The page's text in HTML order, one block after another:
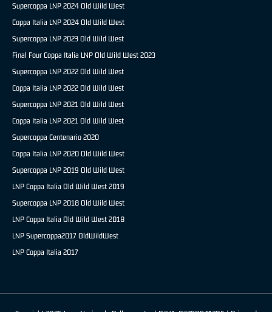
Supercoppa LNP 2024 Old Wild West
Coppa Italia LNP 2024 Old Wild West
Supercoppa LNP 2023 Old Wild West
Final Four Coppa Italia LNP Old Wild West 2023
Supercoppa LNP 2022 Old Wild West
Coppa Italia LNP 2022 Old Wild West
Supercoppa LNP 2021 Old Wild West
Coppa Italia LNP 2021 Old Wild West
Supercoppa Centenario 2020
Coppa Italia LNP 2020 Old Wild West
Supercoppa LNP 2019 Old Wild West
LNP Coppa Italia Old Wild West 2019
Supercoppa LNP 2018 Old Wild West
LNP Coppa Italia Old Wild West 2018
LNP Supercoppa2017 OldWildWest
LNP Coppa Italia 2017